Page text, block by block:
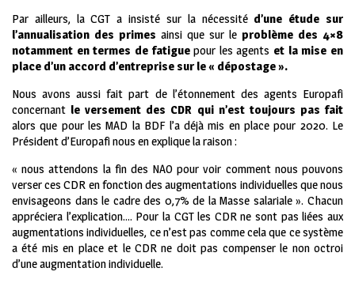
Par ailleurs, la CGT a insisté sur la nécessité d’une étude sur
l’annualisation des primes ainsi que sur le problème des 4×8
notamment en termes de fatiguepour les agents et la mise en
place d’un accord d’entreprise sur le « dépostage ».
Nous avons aussi fait part de l’étonnement des agents Europafi
concernant le versement des CDR qui n’est toujours pas fait
alors que pour les MAD la BDF l’a déjà mis en place pour 2020. Le
Président d’Europafi nous en explique la raison :
« nous attendons la fin des NAO pour voir comment nous pouvons
verser ces CDR en fonction des augmentations individuelles que nous
envisageons dans le cadre des 0,7% de la Masse salariale ». Chacun
appréciera l’explication…. Pour la CGT les CDR ne sont pas liées aux
augmentations individuelles, ce n’est pas comme cela que ce système
a été mis en place et le CDR ne doit pas compenser le non octroi
d’une augmentation individuelle.